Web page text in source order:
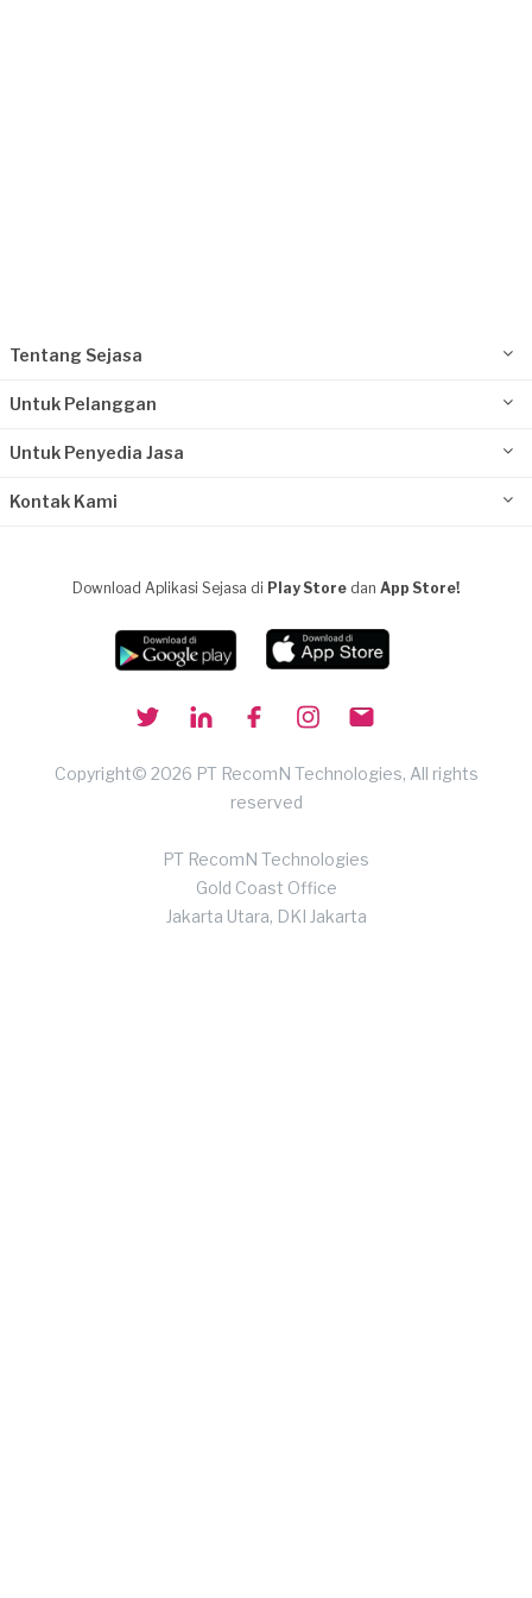
Tentang Sejasa
Untuk Pelanggan
Untuk Penyedia Jasa
Kontak Kami
Download Aplikasi Sejasa di Play Store dan App Store!
Copyright© 2026 PT RecomN Technologies, All rights
reserved
PT RecomN Technologies
Gold Coast Office
Jakarta Utara, DKI Jakarta